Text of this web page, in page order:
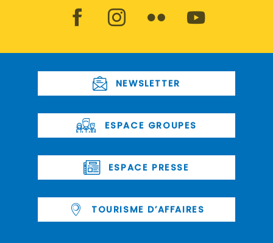
NEWSLETTER
ESPACE GROUPES
ESPACE PRESSE
TOURISME D’AFFAIRES